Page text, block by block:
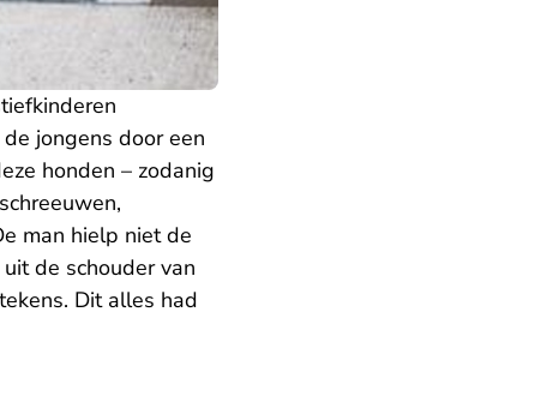
jongens door een
honden – zodanig
man hielp niet de
de schouder van
Dit alles had